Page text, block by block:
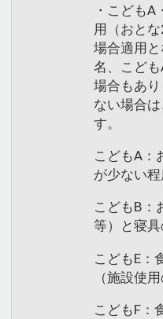
・こども
用（おと
場合適用
名、こど
場合もあ
ない場合
す。
こどもA：
が少ない
こどもB：
等）と寝
こどもE：
（施設使用
こどもF：